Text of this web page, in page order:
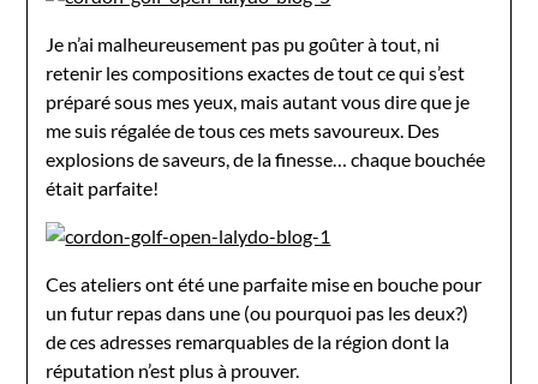
Je n’ai malheureusement pas pu goûter à tout, ni
retenir les compositions exactes de tout ce qui s’est
préparé sous mes yeux, mais autant vous dire que je
me suis régalée de tous ces mets savoureux. Des
explosions de saveurs, de la finesse… chaque bouchée
était parfaite!
Ces ateliers ont été une parfaite mise en bouche pour
un futur repas dans une (ou pourquoi pas les deux?)
de ces adresses remarquables de la région dont la
réputation n’est plus à prouver.